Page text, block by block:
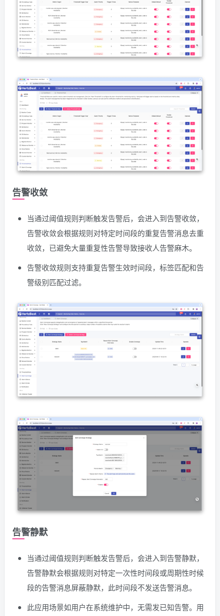
告警收敛
当通过阈值规则判断触发告警后，会进入到告警收敛，
告警收敛会根据规则对特定时间段的重复告警消息去重
收敛，已避免大量重复性告警导致接收人告警麻木。
告警收敛规则支持重复告警生效时间段，标签匹配和告
警级别匹配过滤。
告警静默
当通过阈值规则判断触发告警后，会进入到告警静默，
告警静默会根据规则对特定一次性时间段或周期性时候
段的告警消息屏蔽静默，此时间段不发送告警消息。
此应用场景如用户在系统维护中，无需发已知告警。用